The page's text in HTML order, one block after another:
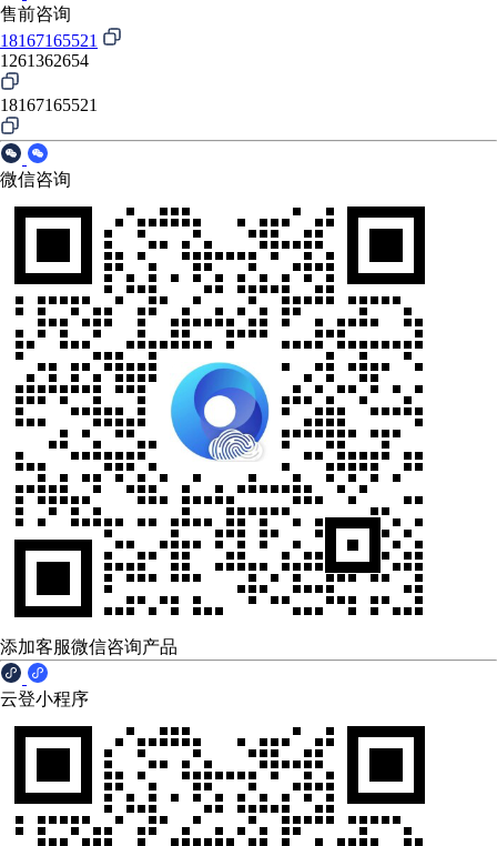
售前咨询
18167165521
1261362654
18167165521
微信咨询
添加客服微信咨询产品
云登小程序